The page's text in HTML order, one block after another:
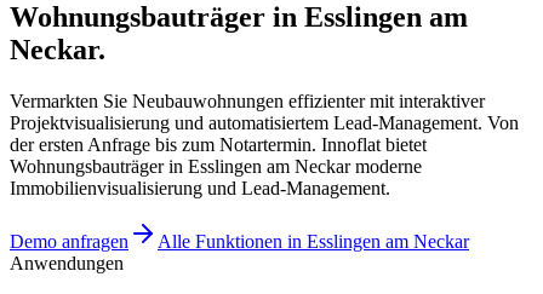
Wohnungsbauträger in Esslingen am
Neckar.
Vermarkten Sie Neubauwohnungen effizienter mit interaktiver
Projektvisualisierung und automatisiertem Lead-Management. Von
der ersten Anfrage bis zum Notartermin. Innoflat bietet
Wohnungsbauträger in Esslingen am Neckar moderne
Immobilienvisualisierung und Lead-Management.
Demo anfragen
Alle Funktionen in Esslingen am Neckar
Anwendungen